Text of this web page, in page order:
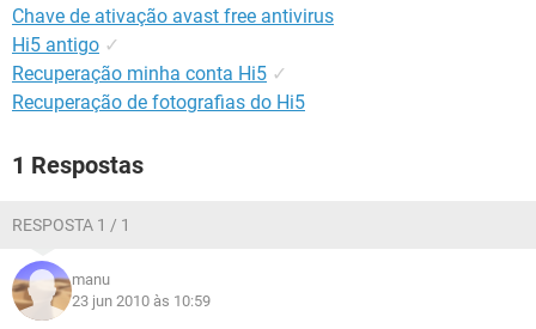
Chave de ativação avast free antivirus
Hi5 antigo ✓
Recuperação minha conta Hi5 ✓
Recuperação de fotografias do Hi5
1 Respostas
RESPOSTA 1 / 1
manu
23 jun 2010 às 10:59